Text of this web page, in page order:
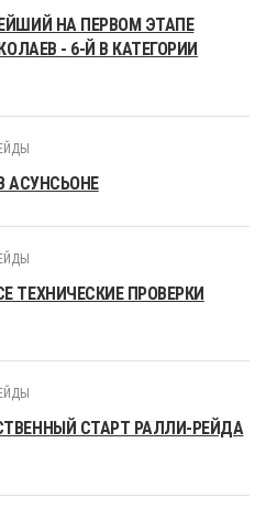
НА ПЕРВОМ ЭТАПЕ
- 6-Й В КАТЕГОРИИ
АСУНСЬОНЕ
ТЕХНИЧЕСКИЕ ПРОВЕРКИ
СТАРТ РАЛЛИ-РЕЙДА